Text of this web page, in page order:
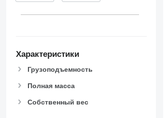
Характеристики
Грузоподъемность
Полная масса
Собственный вес